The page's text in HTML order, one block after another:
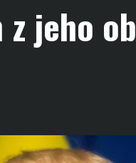
jeho